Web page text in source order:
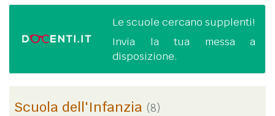
Le scuole cercano supplenti!
Invia la tua messa a
disposizione.
Scuola dell'Infanzia (8)